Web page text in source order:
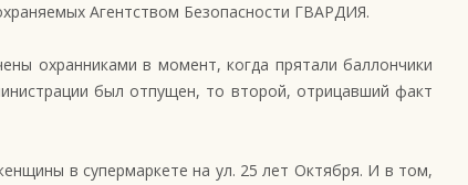
Агентством Безопасности ГВАРДИЯ.
охранниками в момент, когда прятали баллончики
был отпущен, то второй, отрицавший факт
в супермаркете на ул. 25 лет Октября. И в том,